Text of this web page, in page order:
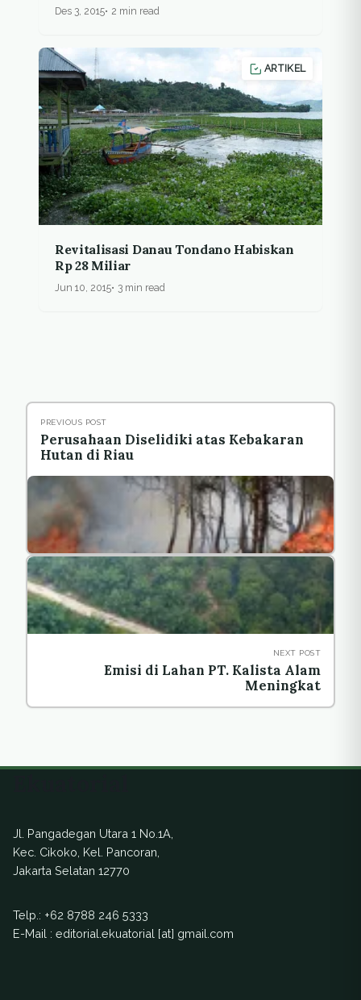
Des 3, 2015 2 min read
ARTIKEL
Revitalisasi Danau Tondano Habiskan
Rp 28 Miliar
Jun 10, 2015 3 min read
PREVIOUS POST
Perusahaan Diselidiki atas Kebakaran
Hutan di Riau
NEXT POST
Emisi di Lahan PT. Kalista Alam
Meningkat
Jl. Pangadegan Utara 1 No.1A,
Kec. Cikoko, Kel. Pancoran,
Jakarta Selatan 12770
Telp.: +62 8788 246 5333
E-Mail : editorial.ekuatorial [at] gmail.com